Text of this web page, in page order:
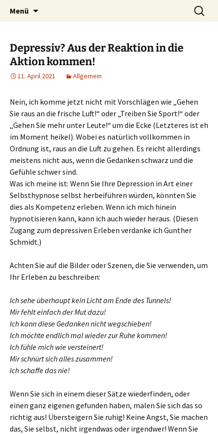
Ulrike Roderwald
Heilpraktische Psychotherapie
Menü
Suche
nach:
Depressiv? Aus der Reaktion in die
Aktion kommen!
11. April 2021 Allgemein
Nein, ich komme jetzt nicht mit Vorschlägen wie „Gehen
Sie raus an die frische Luft!“ oder „Treiben Sie Sport!“ oder
„Gehen Sie mehr unter Leute!“ um die Ecke (Letzteres ist eh
im Moment heikel). Wobei es natürlich vollkommen in
Ordnung ist, raus an die Luft zu gehen. Es reicht allerdings
meistens nicht aus, wenn die Gedanken schwarz und die
Gefühle schwer sind.
Was ich meine ist: Wenn Sie Ihre Depression in Art einer
Selbsthypnose selbst herbeiführen würden, könnten Sie
dies als Kompetenz erleben. Wenn ich mich hinein
hypnotisieren kann, kann ich auch wieder heraus. (Diesen
Zugang zum depressiven Erleben verdanke ich Gunther
Schmidt.)
Achten Sie auf die Bilder oder Szenen, die Sie verwenden, um
Ihr Erleben zu beschreiben:
Ich sehe überhaupt kein Licht am Ende des Tunnels!
Mir fehlt einfach der Mut dazu!
Ich kann diese Gedanken nicht wegschieben!
Ich möchte endlich mal wieder zur Ruhe kommen!
Ich fühle mich wie versteinert!
Mir schnürt sich alles zusammen!
Ich schaffe das nie!
Wenn Sie sich in einem dieser Sätze wiederfinden, oder
einen ganz eigenen gefunden haben, malen Sie sich das so
richtig aus! Übersteigern Sie ruhig! Keine Angst, Sie machen
das, Sie selbst, nicht irgendwas oder irgendwer! Wenn Sie